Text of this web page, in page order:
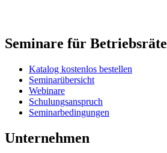
Seminare für Betriebsräte
Katalog kostenlos bestellen
Seminarübersicht
Webinare
Schulungsanspruch
Seminarbedingungen
Unternehmen